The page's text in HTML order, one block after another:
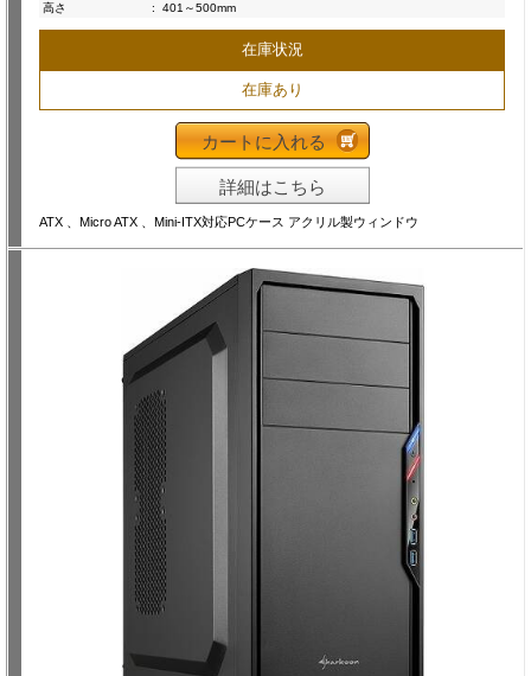
高さ
: 401～500mm
在庫状況
在庫あり
カートに入れる
詳細はこちら
ATX 、Micro ATX 、Mini-ITX対応PCケース アクリル製ウィンドウ